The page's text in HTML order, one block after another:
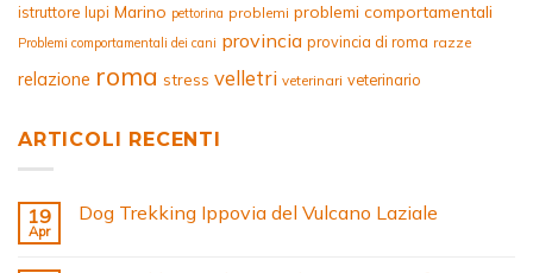
istruttore lupi Marino pettorina problemi problemi comportamentali
Problemi comportamentali dei cani provincia provincia di roma razze
relazione roma stress velletri veterinari veterinario
ARTICOLI RECENTI
19
Apr
Dog Trekking Ippovia del Vulcano Laziale